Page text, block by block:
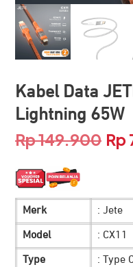
Kabel Data
Lightning 65W
Rp149.900
Rp
Rp
Merk : Jete
Model : CX11
Type : Type